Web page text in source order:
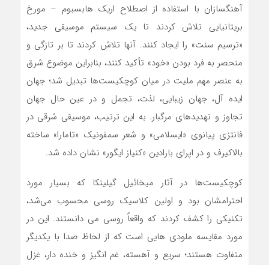
آهنگسازان با استفاده از اصطلاح اریک هابسبوم – مورخ
بریتانیایی تلاش کردند تا یک سیستم موسیقی جدید،
«ترسیم سنت» را ایجاد کنند. آنها تلاش کردند تا بر تازگی و
منحصر به فرد بودن «خود» تأکید کنند، بنابراین موضوع شرق
به عنصر مهم ملیت در میان کوچکیست‌ها تبدیل شد؛ جهان
ایده آل، جهان زیبایی، لذت، تجمل و در عین حال جهان
تجاوز و تهدیدهای مرگبار. به این ترتیب، موسیقی شرقی در
فانتزی پیانوی «ایسلامی» و شعر سمفونیک «تامارا» ساخته
بالاکیرف و در اپرای بارادین «کنیاز ایگور» نشان داده ‌شد.
کوچکیست‌ها در آثار میخائیل گیلینکا که بسیار مورد
احترامشان بود و اولین کلاسیک روسی محسوب می‌شد،
تکنیکی را کشف کردند که واقعاً روسی می دانستند. این در
مورد مقایسه ملودی هایی است که از لحاظ صدا با یکدیگر
متفاوت هستند؛ سریع و آهسته، غم انگیز و خنده دار، غزل